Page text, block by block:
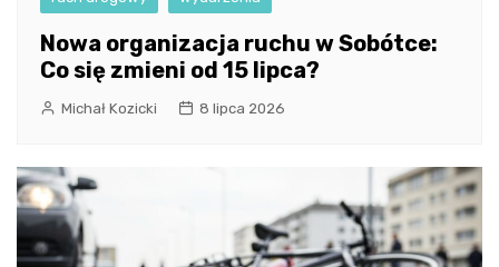
Nowa organizacja ruchu w Sobótce:
Co się zmieni od 15 lipca?
Michał Kozicki 8 lipca 2026